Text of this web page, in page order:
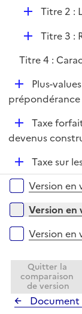
i
e
r
e
D
i
e
r
Titre 2 :
D
p
l
e
r
Titre 3 :
Titre 4 :
D
é
i
Plus-
D
é
e
r
Taxe
devenus
D
é
p
e
Taxe sur
Versions sur la
Version en
Version en
Version en
Quitter la
comparaison
de version